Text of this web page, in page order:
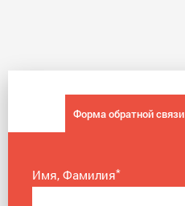
Форма обратной связи
Имя, Фамилия*